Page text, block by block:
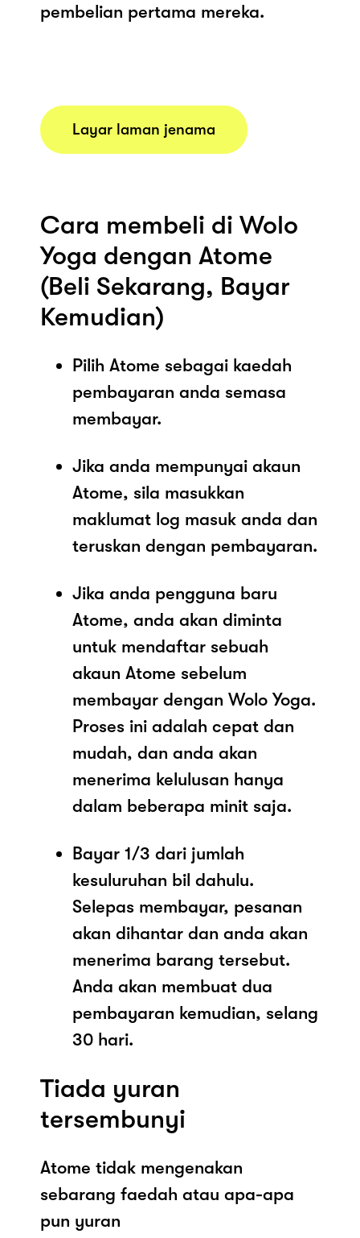
pembelian pertama mereka.
Layar laman jenama
Cara membeli di Wolo
Yoga dengan Atome
(Beli Sekarang, Bayar
Kemudian)
Pilih Atome sebagai kaedah
pembayaran anda semasa
membayar.
Jika anda mempunyai akaun
Atome, sila masukkan
maklumat log masuk anda dan
teruskan dengan pembayaran.
Jika anda pengguna baru
Atome, anda akan diminta
untuk mendaftar sebuah
akaun Atome sebelum
membayar dengan Wolo Yoga.
Proses ini adalah cepat dan
mudah, dan anda akan
menerima kelulusan hanya
dalam beberapa minit saja.
Bayar 1/3 dari jumlah
kesuluruhan bil dahulu.
Selepas membayar, pesanan
akan dihantar dan anda akan
menerima barang tersebut.
Anda akan membuat dua
pembayaran kemudian, selang
30 hari.
Tiada yuran
tersembunyi
Atome tidak mengenakan
sebarang faedah atau apa-apa
pun yuran